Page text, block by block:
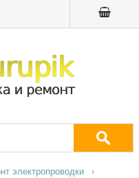
электропроводки